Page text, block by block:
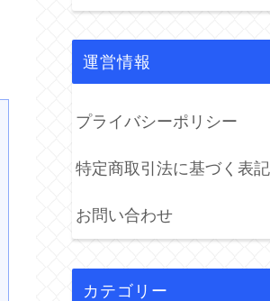
運営情報
プライバシーポリシー
特定商取引法に基づく表記
お問い合わせ
カテゴリー